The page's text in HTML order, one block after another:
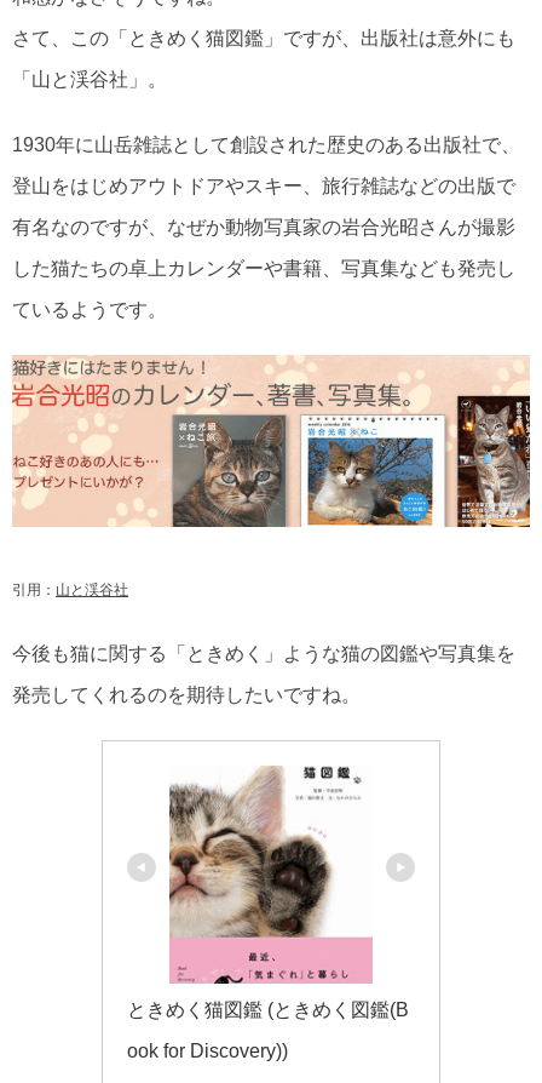
さて、この「ときめく猫図鑑」ですが、出版社は意外にも
「山と渓谷社」。
1930年に山岳雑誌として創設された歴史のある出版社で、
登山をはじめアウトドアやスキー、旅行雑誌などの出版で
有名なのですが、なぜか動物写真家の岩合光昭さんが撮影
した猫たちの卓上カレンダーや書籍、写真集なども発売し
ているようです。
引用： 山と渓谷社
今後も猫に関する「ときめく」ような猫の図鑑や写真集を
発売してくれるのを期待したいですね。
ときめく猫図鑑 (ときめく図鑑(B
ook for Discovery))